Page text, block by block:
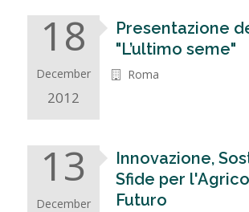
18
December
2012
Presentazione
"L’ultimo seme"
Roma
13
December
Innovazione,
Sfide per
Futuro